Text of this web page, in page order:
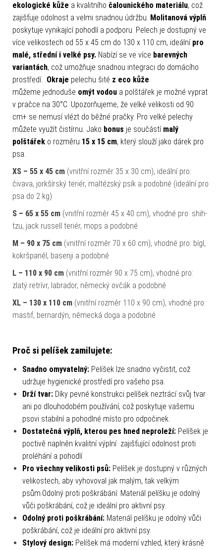
ekologické kůže a kvalitního čalounického materiálu, což
zajišťuje odolnost a velmi snadnou údržbu. Molitanová výplň
poskytuje vynikající pohodlí a podporu. Pelech je dostupný ve
více velikostech od 55 x 45 cm do 130 x 110 cm, ideální pro
malé, střední i velké psy. Nabízí se ve více barevných
variantách, což umožňuje snadnou integraci do domácího
prostředí. Okraje pelechu šité z eco kůže
můžeme jednoduše omýt vodou a polštářek je možné vyprat
v pračce na 30°C. Upozorňujeme, že velké velikosti od 90
cm+ se nemusí vlézt do běžné pračky. Pro velké pelechy
můžete využít čistírnu. Jako bonus je součástí malý
polštářek o rozměru 15 x 15 cm, který slouží jako dárek pro
psa.
XS – 55 x 45 cm (vnitřní rozměr 35 x 30 cm), ideální pro:
čivava, jorkšírský teriér, maltézský psík a podobné (ideální pro
psa do 2 kg)
S – 65 x 55 cm (vnitřní rozměr 45 x 40 cm), vhodné pro: shih-
tzu, jack russell teriér, mops a podobné
M – 90 x 75 cm (vnitřní rozměr 70 x 60 cm), vhodné pro: bígl,
kokršpaněl, basenji a podobné
L – 110 x 90 cm (vnitřní rozměr 90 x 75 cm), vhodné pro:
zlatý retrívr, labrador, německý ovčák a podobné
XL – 130 x 110 cm (vnitřní rozměr 110 x 90 cm), vhodné pro:
mastif, bernardýn, německá doga a podobné
Proč si pelíšek zamilujete:
Snadno omyvatelný: Pelíšek lze snadno vyčistit, což
udržuje hygienické prostředí pro vašeho psa.
Drží tvar: Díky pevné konstrukci pelíšek neztrácí svůj tvar
ani po dlouhodobém používání, což poskytuje vašemu
psovi stabilní a pohodlné místo pro odpočinek.
Dostatečná výplň, kterou pes hned neproleží: Pelíšek je
poctivě naplněn kvalitní výplní zajišťující odolnost proti
proléhání a pohodlí
Pro všechny velikosti psů: Pelíšek je dostupný v různých
velikostech, aby vyhovoval jak malým, tak velkým
psům.Odolný proti poškrábání: Materiál pelíšku je odolný
vůči poškrábání, což je ideální pro aktivní psy.
Odolný proti poškrábání: Materiál pelíšku je odolný vůči
poškrábání, což je ideální pro aktivní psy.
Stylový design: Pelíšek má moderní vzhled, který krásně